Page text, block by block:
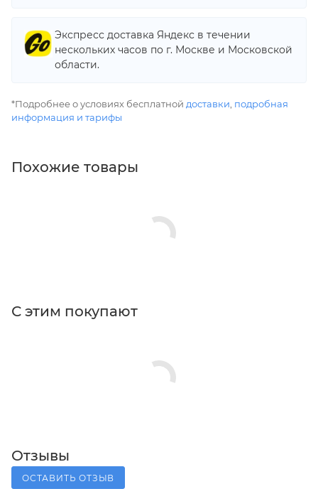
Экспресс доставка Яндекс в течении
нескольких часов по г. Москве и Московской
области.
*Подробнее о условиях бесплатной доставки подробная
информация и тарифы
Похожие товары
С этим покупают
Отзывы
ОСТАВИТЬ ОТЗЫВ